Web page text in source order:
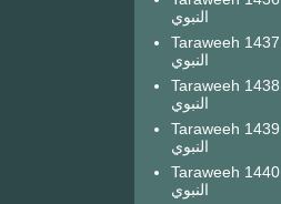
النبوي
Taraweeh 1437 صلاة التراويح من المسجد
النبوي
Taraweeh 1438 صلاة التراويح من المسجد
النبوي
Taraweeh 1439 صلاة التراويح من المسجد
النبوي
Taraweeh 1440 صلاة التراويح من المسجد
النبوي